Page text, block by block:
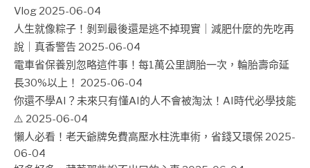
Vlog 2025-06-04
人生就像粽子！剝到最後還是逃不掉現實｜減肥什麼的先吃再
說｜真香警告 2025-06-04
電車省保養別忽略這件事！每1萬公里調胎一次，輪胎壽命延
長30%以上！ 2025-06-04
你還不學AI？未來只有懂AI的人不會被淘汰！AI時代必學技能
⚠️ 2025-06-04
懶人必看！老天爺牌免費高壓水柱洗車術，省錢又環保 2025-
06-04